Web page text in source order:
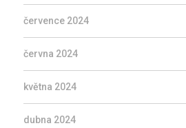
července 2024
června 2024
května 2024
dubna 2024